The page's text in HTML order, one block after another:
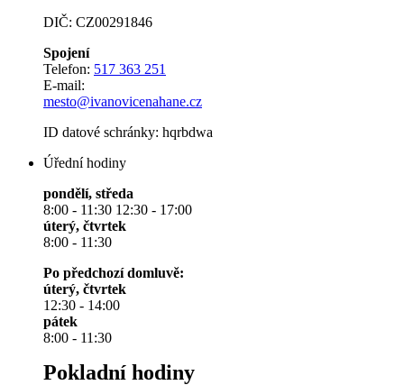
DIČ: CZ00291846
Spojení
Telefon: 517 363 251
E-mail:
mesto@ivanovicenahane.cz
ID datové schránky: hqrbdwa
Úřední hodiny
pondělí, středa
8:00 - 11:30 12:30 - 17:00
úterý, čtvrtek
8:00 - 11:30
Po předchozí domluvě:
úterý, čtvrtek
12:30 - 14:00
pátek
8:00 - 11:30
Pokladní hodiny